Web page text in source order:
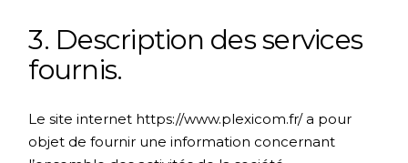
3. Description des services
fournis.
Le site internet https://www.plexicom.fr/a pour
objet de fournir une information concernant